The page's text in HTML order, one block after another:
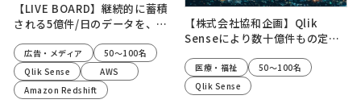
Qlik Sense
IBM Watson
Snowflake Sisense
Zoom RPA
【LIVE BOARD】継続的に蓄積
される5億件/日のデータを、
する分析基板を構築
広告・メディア
50～100名
Qlik Sense
AWS
Amazon Redshift
【株式会社協和企画】Qlik
Senseにより数十億件もの定期
医療・福祉
50～100名
Qlik Sense